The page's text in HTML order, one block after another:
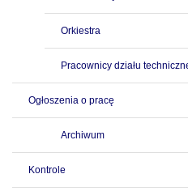
Orkiestra
Pracownicy działu
Ogłoszenia o pracę
Archiwum
Kontrole